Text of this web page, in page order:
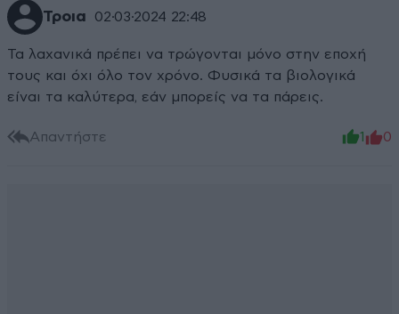
Τροια 02·03·2024 22:48
Τα λαχανικά πρέπει να τρώγονται μόνο στην εποχή
τους και όχι όλο τον χρόνο. Φυσικά τα βιολογικά
είναι τα καλύτερα, εάν μπορείς να τα πάρεις.
Απαντήστε 1 0